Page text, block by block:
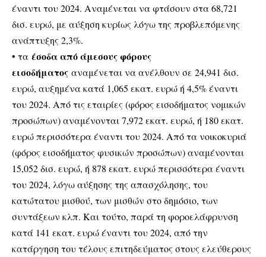
έναντι του 2024. Αναμένεται να φτάσουν στα 68,721
δισ. ευρώ, με αύξηση κυρίως λόγω της προβλεπόμενης
ανάπτυξης 2,3%.
• τα έσοδα από άμεσους φόρους
εισοδήματος αναμένεται να ανέλθουν σε 24,941 δισ.
ευρώ, αυξημένα κατά 1,065 εκατ. ευρώ ή 4,5% έναντι
του 2024. Από τις εταιρίες (φόρος εισοδήματος νομικών
προσώπων) αναμένονται 7,972 εκατ. ευρώ, ή 180 εκατ.
ευρώ περισσότερα έναντι του 2024. Από τα νοικοκυριά
(φόρος εισοδήματος φυσικών προσώπων) αναμένονται
15,052 δισ. ευρώ, ή 878 εκατ. ευρώ περισσότερα έναντι
του 2024, λόγω αύξησης της απασχόλησης, του
κατώτατου μισθού, των μισθών στο δημόσιο, των
συντάξεων κλπ. Και τούτο, παρά τη φοροελάφρυνση
κατά 141 εκατ. ευρώ έναντι του 2024, από την
κατάργηση του τέλους επιτηδεύματος στους ελεύθερους